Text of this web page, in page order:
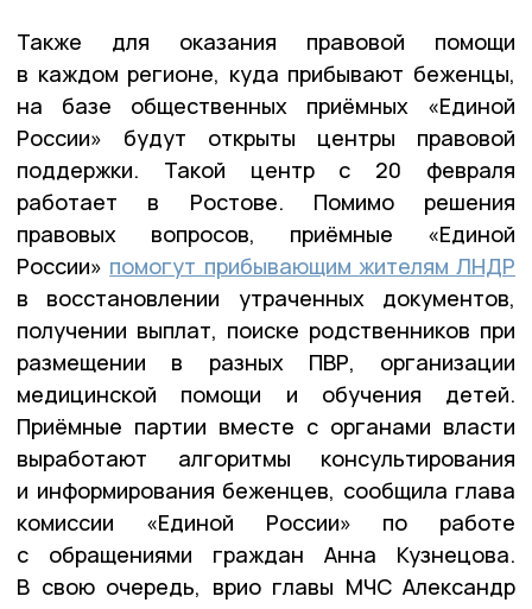
Также для оказания правовой помощи
в каждом регионе, куда прибывают беженцы,
на базе общественных приёмных «Единой
России» будут открыты центры правовой
поддержки. Такой центр с 20 февраля
работает в Ростове. Помимо решения
правовых вопросов, приёмные «Единой
России» помогут прибывающим жителям ЛНДР
в восстановлении утраченных документов,
получении выплат, поиске родственников при
размещении в разных ПВР, организации
медицинской помощи и обучения детей.
Приёмные партии вместе с органами власти
выработают алгоритмы консультирования
и информирования беженцев, сообщила глава
комиссии «Единой России» по работе
с обращениями граждан Анна Кузнецова.
В свою очередь, врио главы МЧС Александр